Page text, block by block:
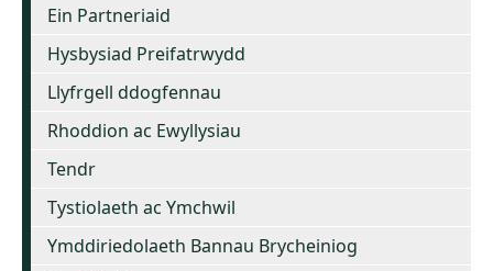
Ein Partneriaid
Hysbysiad Preifatrwydd
Llyfrgell ddogfennau
Rhoddion ac Ewyllysiau
Tendr
Tystiolaeth ac Ymchwil
Ymddiriedolaeth Bannau Brycheiniog